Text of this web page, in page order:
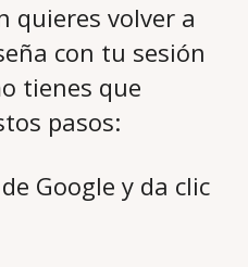
quieres volver a
con tu sesión
tienes que
pasos:
de Google y da clic